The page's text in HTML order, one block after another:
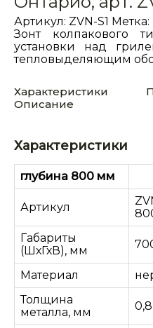
Артикул: ZVN-S1 Метка:
Зонт колпакового
установки над
тепловыделяющим
Характеристики
Описание
Характеристики
глубина 800 мм
Артикул
Габариты
(ШхГхВ), мм
Материал
Толщина
металла, мм
0,8